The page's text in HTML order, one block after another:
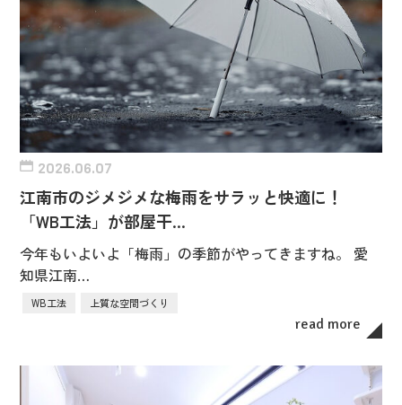
2026.06.07
江南市のジメジメな梅雨をサラッと快適に！
「WB工法」が部屋干…
今年もいよいよ「梅雨」の季節がやってきますね。 愛
知県江南…
WB工法 上質な空間づくり
read more